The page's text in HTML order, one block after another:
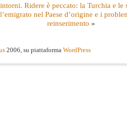
Ridere è peccato: la Turchia e le
nel Paese d’origine e i
reinserimento »
2006, su piattaforma WordPress